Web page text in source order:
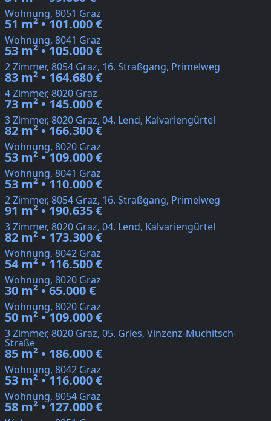
Wohnung, 8051 Graz
51 m² • 101.000 €
Wohnung, 8041 Graz
53 m² • 105.000 €
2 Zimmer, 8054 Graz, 16. Straßgang, Primelweg
83 m² • 164.680 €
4 Zimmer, 8020 Graz
73 m² • 145.000 €
3 Zimmer, 8020 Graz, 04. Lend, Kalvariengürtel
82 m² • 166.300 €
Wohnung, 8020 Graz
53 m² • 109.000 €
Wohnung, 8041 Graz
53 m² • 110.000 €
2 Zimmer, 8054 Graz, 16. Straßgang, Primelweg
91 m² • 190.635 €
3 Zimmer, 8020 Graz, 04. Lend, Kalvariengürtel
82 m² • 173.300 €
Wohnung, 8042 Graz
54 m² • 116.500 €
Wohnung, 8020 Graz
30 m² • 65.000 €
Wohnung, 8020 Graz
50 m² • 109.000 €
3 Zimmer, 8020 Graz, 05. Gries, Vinzenz-Muchitsch-
Straße
85 m² • 186.000 €
Wohnung, 8042 Graz
53 m² • 116.000 €
Wohnung, 8054 Graz
58 m² • 127.000 €